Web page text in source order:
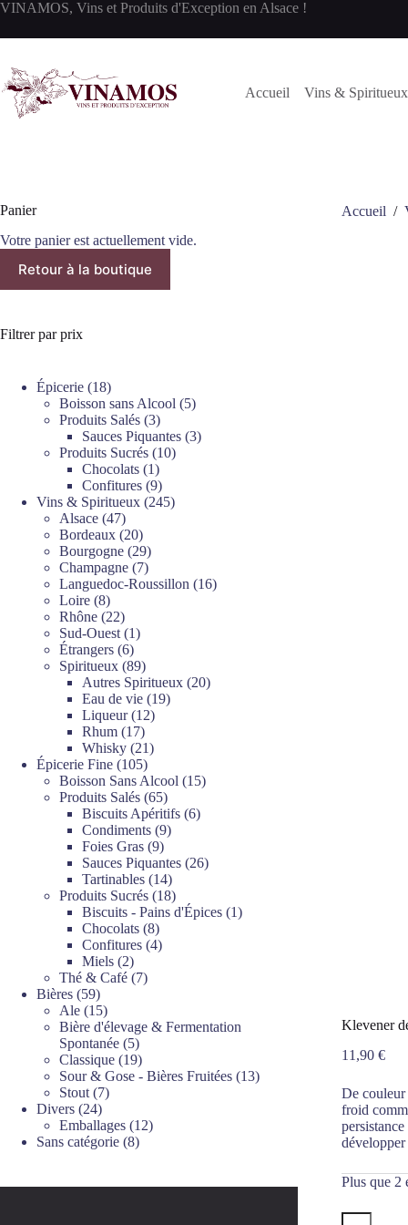
Passer
contenu
VINAMOS, Vins et Produits d'Exception en Alsace !
Accueil Vins & Spiritueux
Accueil /
Klevener
11,90 €
De couleur
froid
Plus que 2
quantité
Panier
Votre panier est actuellement vide.
Retour à la boutique
Filtrer par prix
Épicerie 1818
produits
Boisson sans Alcool 55
Produits Salés 33
produits
Sauces Piquantes 33
Produits Sucrés 1010
Chocolats 11
produit
Confitures 99
produits
Vins & Spiritueux 245245
Alsace 4747
produits
Bordeaux 2020
produits
Bourgogne 2929
produits
Champagne 77
produits
Languedoc-Roussillon 1616
Loire 88
produits
Rhône 2222
produits
Sud-Ouest 11
Étrangers 66
produits
Spiritueux 8989
produits
Autres Spiritueux 2020
Eau de vie 1919
Liqueur 1212
Rhum 1717
produits
Whisky 2121
Épicerie Fine 105105
produits
Boisson Sans Alcool 1515
Produits Salés 6565
produits
Biscuits Apéritifs 66
Condiments 99
Foies Gras 99
produits
Sauces Piquantes 2626
Tartinables 1414
produits
Produits Sucrés 1818
produits
Biscuits - Pains d'Épices 11
Chocolats 88
produits
Confitures 44
Miels 22
produits
Thé & Café 77
Bières 5959
produits
Ale 1515
produits
Bière d'élevage & Fermentation
Spontanée 55
produits
Classique 1919
produits
Sour & Gose - Bières Fruitées 1313
Stout 77
Divers 2424
produits
Emballages 1212
Sans catégorie 88